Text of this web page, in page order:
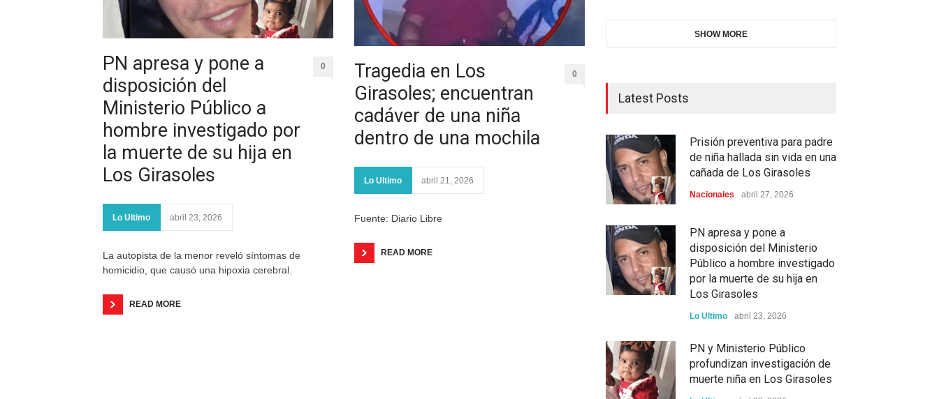
PN apresa y pone a
disposición del
Ministerio Público a
hombre investigado por
la muerte de su hija en
Los Girasoles
0
Lo Ultimo abril 23, 2026
La autopista de la menor reveló síntomas de
homicidio, que causó una hipoxia cerebral.
READ MORE
Tragedia en Los
Girasoles; encuentran
cadáver de una niña
dentro de una mochila
0
Lo Ultimo abril 21, 2026
Fuente: Diario Libre
READ MORE
SHOW MORE
Latest Posts
Prisión preventiva para padre
de niña hallada sin vida en una
cañada de Los Girasoles
Nacionales abril 27, 2026
PN apresa y pone a
disposición del Ministerio
Público a hombre investigado
por la muerte de su hija en
Los Girasoles
Lo Ultimo abril 23, 2026
PN y Ministerio Público
profundizan investigación de
muerte niña en Los Girasoles